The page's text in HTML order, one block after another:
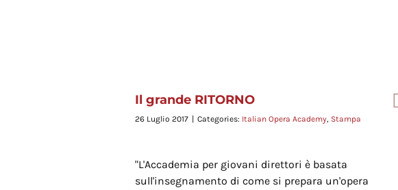
Il grande RITORNO
26 Luglio 2017 Categories: Italian Opera Academy, Stampa
"L'Accademia per giovani direttori è basata
sull'insegnamento di come si prepara un'opera